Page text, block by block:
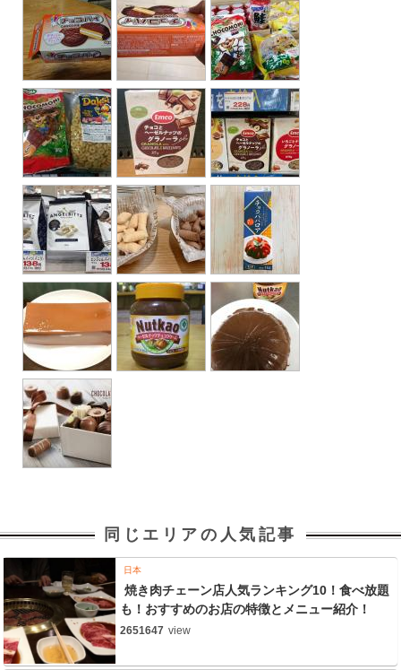
同じエリアの人気記事
日本
焼き肉チェーン店人気ランキング10！食べ放題
も！おすすめのお店の特徴とメニュー紹介！
2651647 view